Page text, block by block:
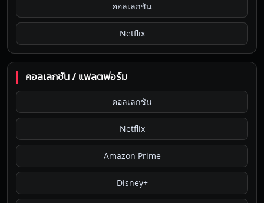
คอลเลกชัน
Netflix
คอลเลกชัน / แพลตฟอร์ม
คอลเลกชัน
Netflix
Amazon Prime
Disney+